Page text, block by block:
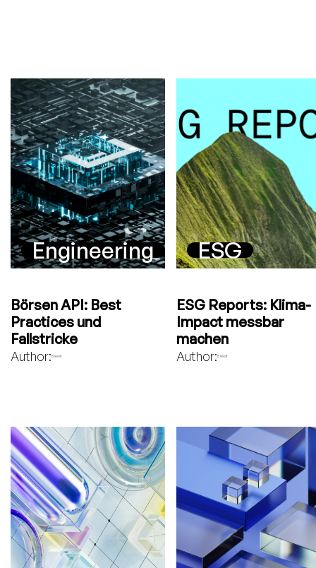
Engineering
Börsen API: Best
Practices und
Fallstricke
Author:Bavest
ESG
ESG Reports: Klima-
Impact messbar
machen
Author:Bavest